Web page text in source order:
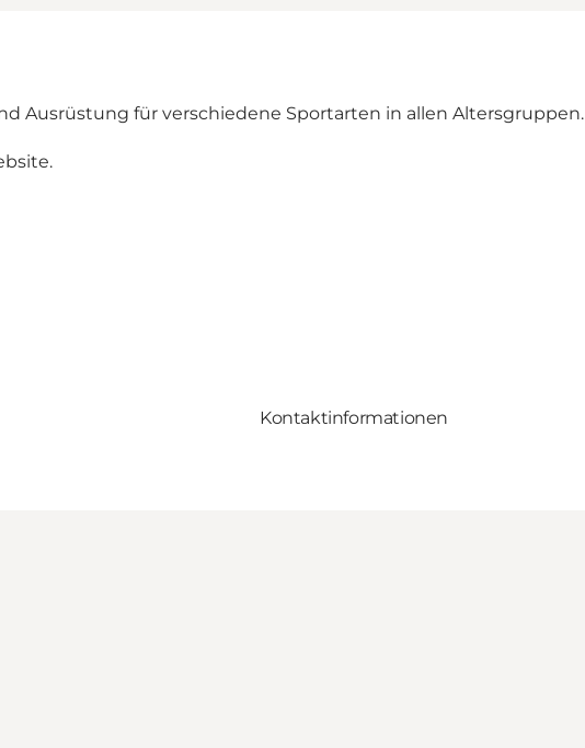
Ausrüstung für verschiedene Sportarten in allen Altersgruppen.
Kontaktinformationen